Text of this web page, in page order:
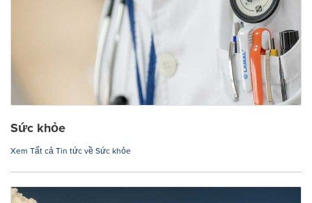
Sức khỏe
Xem Tất cả Tin tức về Sức khỏe